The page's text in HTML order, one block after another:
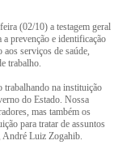
(02/10) a testagem geral
prevenção e identificação
aos serviços de saúde,
trabalho.
trabalhando na instituição
do Estado. Nossa
mas também os
para tratar de assuntos
André Luiz Zogahib.